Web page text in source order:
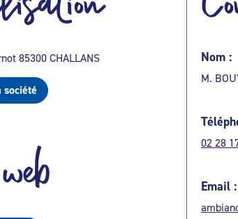
85300 CHALLANS Nom :
M.
02 28
Email :